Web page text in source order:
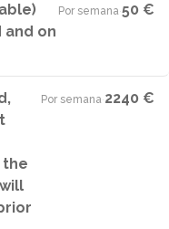
and on
Por semana·50 €
the
Por semana·2240 €